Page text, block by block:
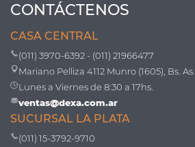
CONTÁCTENOS
CASA CENTRAL
(011) 3970-6392 - (011) 21966477
Mariano Pelliza 4112 Munro (1605), Bs. As.
Lunes a Viernes de 8:30 a 17hs.
ventas@dexa.com.ar
SUCURSAL LA PLATA
(011) 15-3792-9710